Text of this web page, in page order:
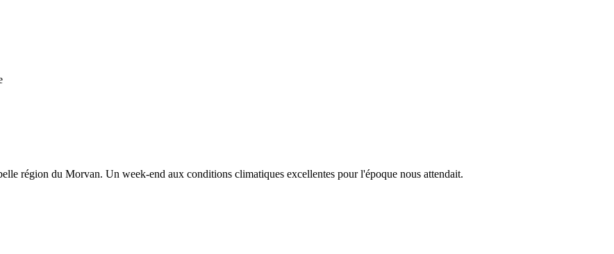
région du Morvan. Un week-end aux conditions climatiques excellentes pour l'époque nous attendait.